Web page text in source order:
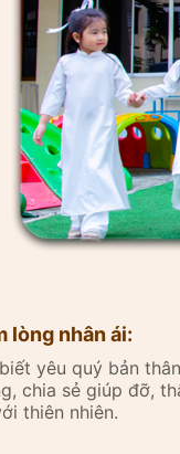
lòng nhân ái:
yêu quý bản
chia sẻ giúp đỡ,
thiên nhiên.